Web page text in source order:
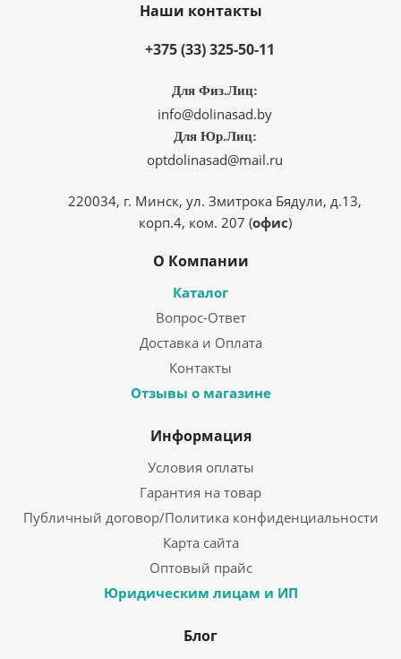
Наши контакты
+375 (33) 325-50-11
Для Физ.Лиц:
info@dolinasad.by
Для Юр.Лиц:
optdolinasad@mail.ru
220034, г. Минск, ул. Змитрока Бядули, д.13,
корп.4, ком. 207 (офис)
О Компании
Каталог
Вопрос-Ответ
Доставка и Оплата
Контакты
Отзывы о магазине
Информация
Условия оплаты
Гарантия на товар
Публичный договор/Политика конфиденциальности
Карта сайта
Оптовый прайс
Юридическим лицам и ИП
Блог